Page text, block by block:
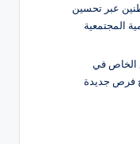
عبر تحسين
المجتمعية
الخاص في
فرص جديدة